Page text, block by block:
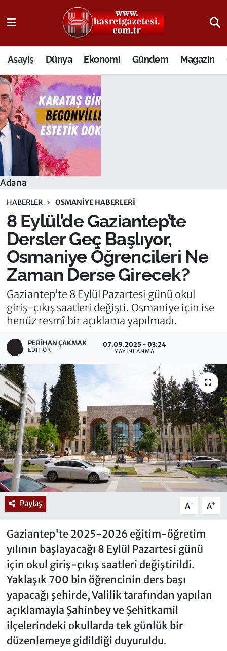
Asayiş Dünya Ekonomi Gündem Magazin
Adana
HABERLER OSMANIYE HABERLERI
8 Eylül’de Gaziantep’te
Dersler Geç Başlıyor,
Osmaniye Öğrencileri Ne
Zaman Derse Girecek?
Gaziantep’te 8 Eylül Pazartesi günü okul
giriş-çıkış saatleri değişti. Osmaniye için ise
henüz resmî bir açıklama yapılmadı.
PERIHAN ÇAKMAK
EDITÖR
07.09.2025 - 03:24
YAYINLANMA
Paylaş A- A+
Gaziantep'te 2025-2026 eğitim-öğretim
yılının başlayacağı 8 Eylül Pazartesi günü
için okul giriş-çıkış saatleri değiştirildi.
Yaklaşık 700 bin öğrencinin ders başı
yapacağı şehirde, Valilik tarafından yapılan
açıklamayla Şahinbey ve Şehitkamil
ilçelerindeki okullarda tek günlük bir
düzenlemeye gidildiği duyuruldu.
Osmaniye Nöbetçi Eczaneler
Osmaniye Hava Durumu
Osmaniye Trafik Yoğunluk Haritası
Süper Lig Puan Durumu ve Fikstür
Tüm Manşetler
Son Dakika Haberleri